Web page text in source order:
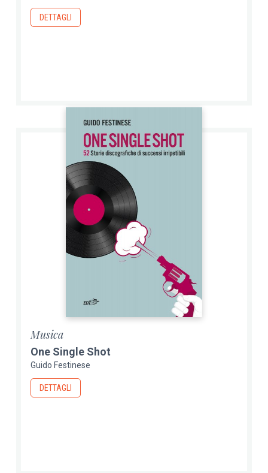
DETTAGLI
Musica
One Single Shot
Guido Festinese
DETTAGLI